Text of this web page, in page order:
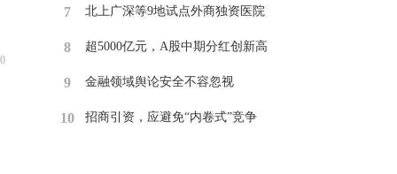
0
7 ​北上广深等9地试点外商独资医院
8 ​超5000亿元，A股中期分红创新高
9 ​金融领域舆论安全不容忽视
10 招商引资，应避免“内卷式”竞争